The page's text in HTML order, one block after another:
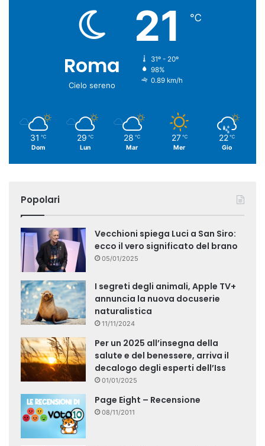
Roma
Cielo sereno
21 ℃
31º - 20º
98%
0.89 km/h
31 ℃
Dom
29 ℃
Lun
28 ℃
Mar
27 ℃
Mer
22 ℃
Gio
Popolari
Vecchioni spiega Luci a San Siro:
ecco il vero significato del brano
05/01/2025
I segreti degli animali, Apple TV+
annuncia la nuova docuserie
naturalistica
11/11/2024
Per un 2025 all’insegna della
salute e del benessere, arriva il
decalogo degli esperti dell’Iss
01/01/2025
Page Eight – Recensione
08/11/2011